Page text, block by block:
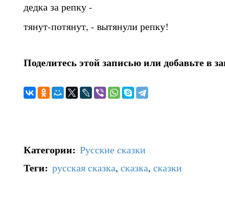
дедка за репку -
тянут-потянут, - вытянули репку!
Поделитесь этой записью или добавьте в
Категории: Русские сказки
Теги: русская сказка, сказка, сказки